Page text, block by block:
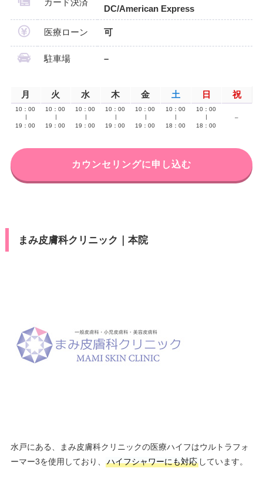
カード決済
DC/American Express
医療ローン 可
駐車場 –
月 火 水 木 金 土 日 祝
10：00
19：00
10：00
19：00
10：00
19：00
10：00
19：00
10：00
19：00
10：00
18：00
10：00
18：00
–
カウンセリングに申し込む
まみ皮膚科クリニック｜本院
水戸にある、まみ皮膚科クリニックの医療ハイフはウルトラフォ
ーマー3を使用しており、
ハイフシャワーにも対応しています。